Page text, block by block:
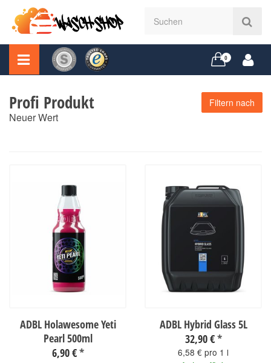
0
Profi Produkt
Neuer Wert
Filtern nach
ADBL Holawesome Yeti
Pearl 500ml
6,90 €*
ADBL Hybrid Glass 5L
32,90 €*
6,58 € pro 1 l